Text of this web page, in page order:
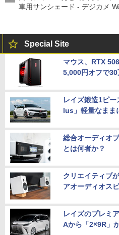
車用サンシェード - デジカメ
Special Site
マウス、RTX
5,000円オフで30
レイズ鍛造1ピ
lus」軽量なまま
総合オーディオ
とは何者か？
クリエイティブ
アオーディオス
レイズのプレミ
Aから「2×9R」